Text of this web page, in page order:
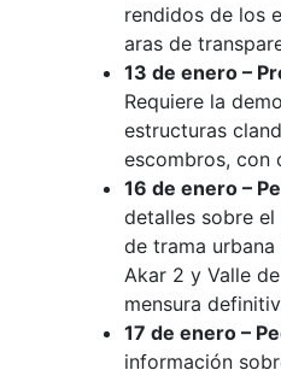
rendidos de los
aras de
13 de enero –
Requiere la
estructuras
escombros, con
16 de enero –
detalles sobre
de trama urbana
Akar 2 y Valle
mensura
17 de enero –
información